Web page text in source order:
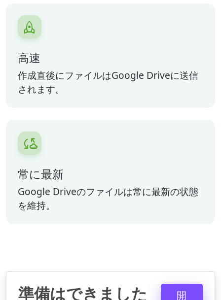

高速
作成直後にファイルはGoogle Driveに送信
されます。

常に最新
Google Driveのファイルは常に最新の状態
を維持。
準備はできました 開